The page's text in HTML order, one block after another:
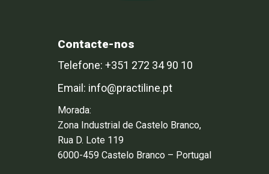
Contacte-nos
Telefone: +351 272 34 90 10
Email: info@practiline.pt
Morada:
Zona Industrial de Castelo Branco,
Rua D. Lote 119
6000-459 Castelo Branco – Portugal